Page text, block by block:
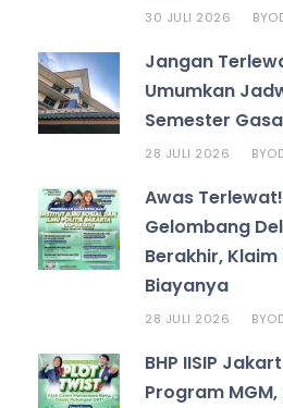
30 JULI 2026 BY
Jangan
Umumkan
Semester
28 JULI 2026 BY
Awas
Gelombang
Berakhir,
Biayanya
28 JULI 2026 BY
BHP IISIP
Program